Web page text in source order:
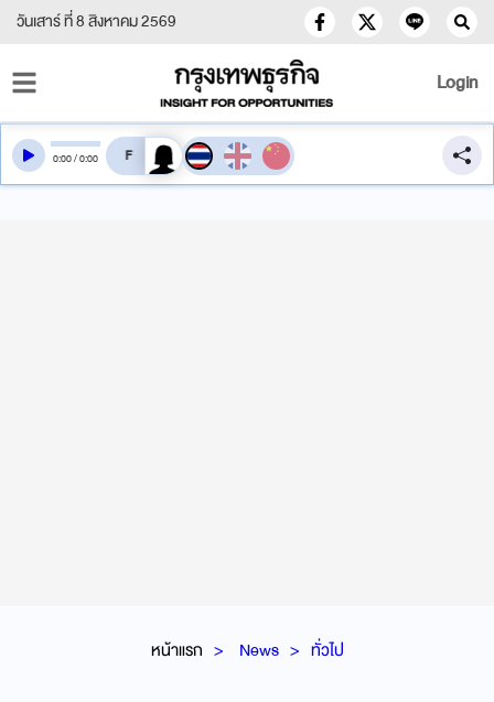
วันเสาร์ ที่ 8 สิงหาคม 2569
Login
หน้าแรก News ทั่วไป
0:00/0:00 สลับเสียงอ่าน